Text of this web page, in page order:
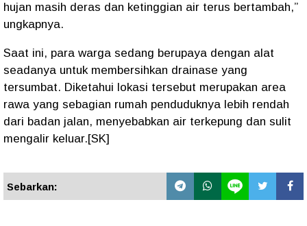
hujan masih deras dan ketinggian air terus bertambah,”
ungkapnya.
Saat ini, para warga sedang berupaya dengan alat
seadanya untuk membersihkan drainase yang
tersumbat. Diketahui lokasi tersebut merupakan area
rawa yang sebagian rumah penduduknya lebih rendah
dari badan jalan, menyebabkan air terkepung dan sulit
mengalir keluar.[SK]
Sebarkan: